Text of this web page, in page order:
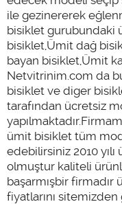
ile gezinererek
bisiklet gurubundaki
bisiklet,Ümit dağ
bayan bisiklet,Ümit
Netvitrinim.com da
bisiklet ve diger
tarafından ücretsiz
ümit bisiklet tüm
edebilirsiniz 2010 yılı
olmuştur kaliteli
başarmışbir
fiyatlarını sitemizden